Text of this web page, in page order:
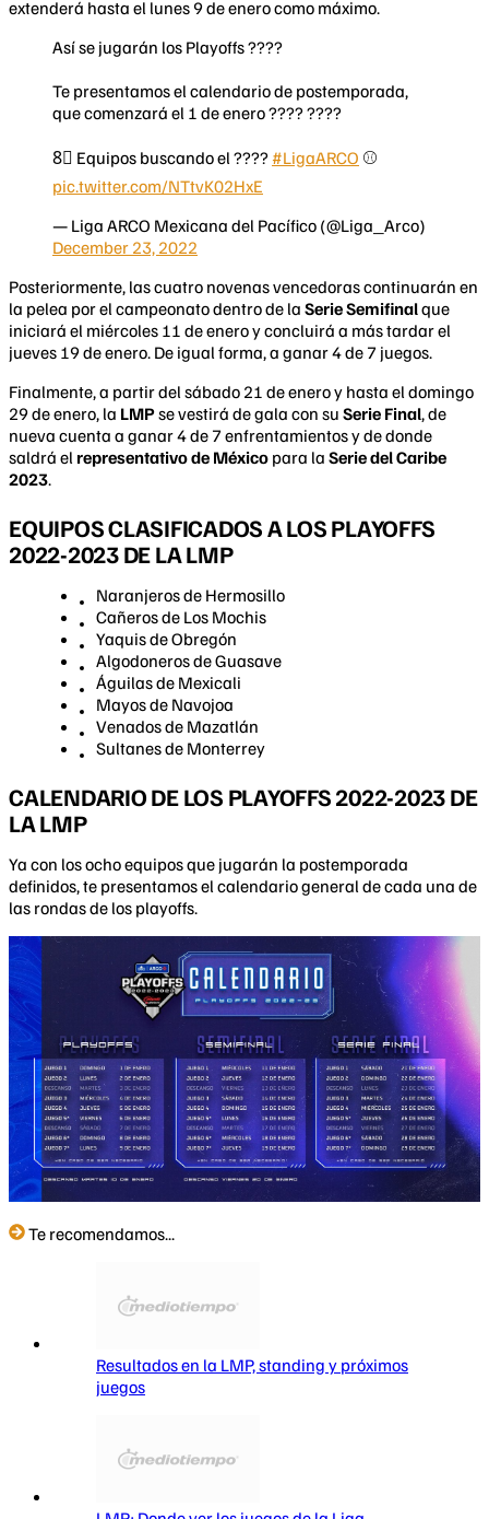
extenderá hasta el lunes 9 de enero como máximo.
Así se jugarán los Playoffs ????
Te presentamos el calendario de postemporada,
que comenzará el 1 de enero ???? ????
8⃣ Equipos buscando el ???? #LigaARCO ⚾️
pic.twitter.com/NTtvK02HxE
— Liga ARCO Mexicana del Pacífico (@Liga_Arco)
December 23, 2022
Posteriormente, las cuatro novenas vencedoras continuarán en
la pelea por el campeonato dentro de la Serie Semifinalque
iniciará el miércoles 11 de enero y concluirá a más tardar el
jueves 19 de enero. De igual forma, a ganar 4 de 7 juegos.
Finalmente, a partir del sábado 21 de enero y hasta el domingo
29 de enero, la LMPse vestirá de gala con su Serie Final, de
nueva cuenta a ganar 4 de 7 enfrentamientos y de donde
saldrá el representativo de México para la Serie del Caribe
2023.
EQUIPOS CLASIFICADOS A LOS PLAYOFFS
2022-2023 DE LA LMP
Naranjeros de Hermosillo
Cañeros de Los Mochis
Yaquis de Obregón
Algodoneros de Guasave
Águilas de Mexicali
Mayos de Navojoa
Venados de Mazatlán
Sultanes de Monterrey
CALENDARIO DE LOS PLAYOFFS 2022-2023 DE
LA LMP
Ya con los ocho equipos que jugarán la postemporada
definidos, te presentamos el calendario general de cada una de
las rondas de los playoffs.
Te recomendamos...
Resultados en la LMP, standing y próximos
juegos